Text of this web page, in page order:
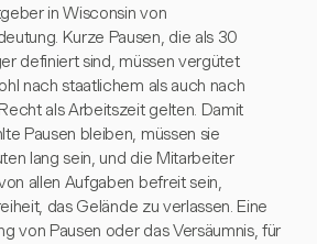
in Wisconsin von
Kurze Pausen, die als 30
definiert sind, müssen vergütet
nach staatlichem als auch nach
als Arbeitszeit gelten. Damit
Pausen bleiben, müssen sie
lang sein, und die Mitarbeiter
allen Aufgaben befreit sein,
das Gelände zu verlassen. Eine
von Pausen oder das Versäumnis, für